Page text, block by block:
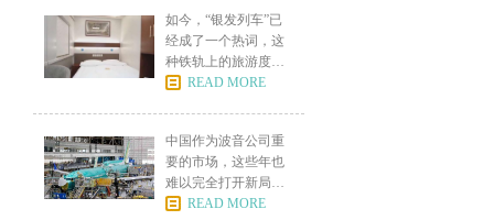
如今，“银发列车”已
经成了一个热词，这
种铁轨上的旅游度假
村，READ MORE
中国作为波音公司重
要的市场，这些年也
难以完全打开新局
面，在关
READ MORE